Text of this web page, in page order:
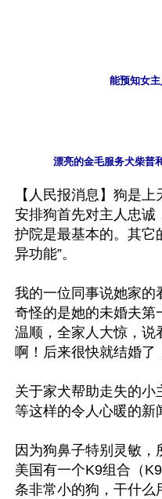
能预知女主
漂亮的金毛服务犬柴普
【人民报消息】狗是
安排狗首先对主人忠诚
护院是最基本的。其它
异功能”。
我的一位同事说她家的
奇怪的是她的未婚夫第
温顺，全家人大惊，说
啊！后来很快就结婚了
关于家犬帮助走失的
等这样的令人心暖的新
因为狗鼻子特别灵敏，
美国有一个K9组合（
条非常小的狗，干什么